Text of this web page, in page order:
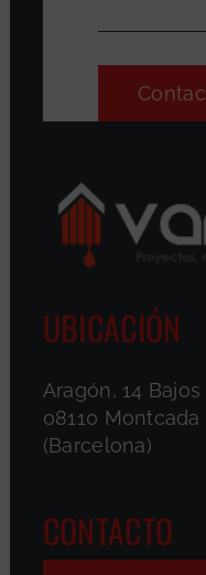
UBICACIÓN
Aragón, 14 Bajos
08110 Montcada
(Barcelona)
CONTACTO